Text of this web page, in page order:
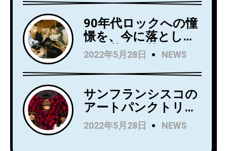
ム『Swedish Punk』
をリリース！
90年代ロックへの憧
憬を、今に落とし込
んだ若き俊英
Mommaが日本デビ
ューアルバム
『Household
Name』を7月にリリ
ース！Wet LegのUS
公演でオープニング
2022年5月28日 NEWS
サンフランシスコの
アートパンクトリオ
Rip Roomが、
Spartan Recordsよ
2022年5月28日 NEWS